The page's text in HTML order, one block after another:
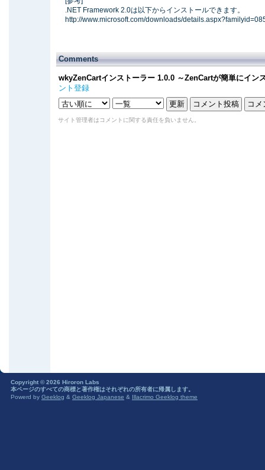
.NET Framework 2.0は以下からインストールできます。
http://www.microsoft.com/downloads/
Comments
wkyZenCartインストーラー 1.0.0 ～ZenCartが簡単にイン
ント登録
サイト管理者はコメントに関する責任を負いません。
Copyright © 2026 Hiroron Labs
本ページのすべての商標と著作権はそれぞれの所有者に帰属します。
Powerd by Geeklog & Geeklog Japanese & Illacrimo Geeklog theme